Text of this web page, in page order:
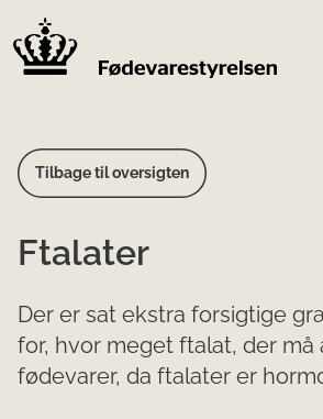
Tilbage til oversigten
Ftalater
Der er sat ekstra forsigtige
for, hvor meget ftalat, der må
fødevarer, da ftalater er